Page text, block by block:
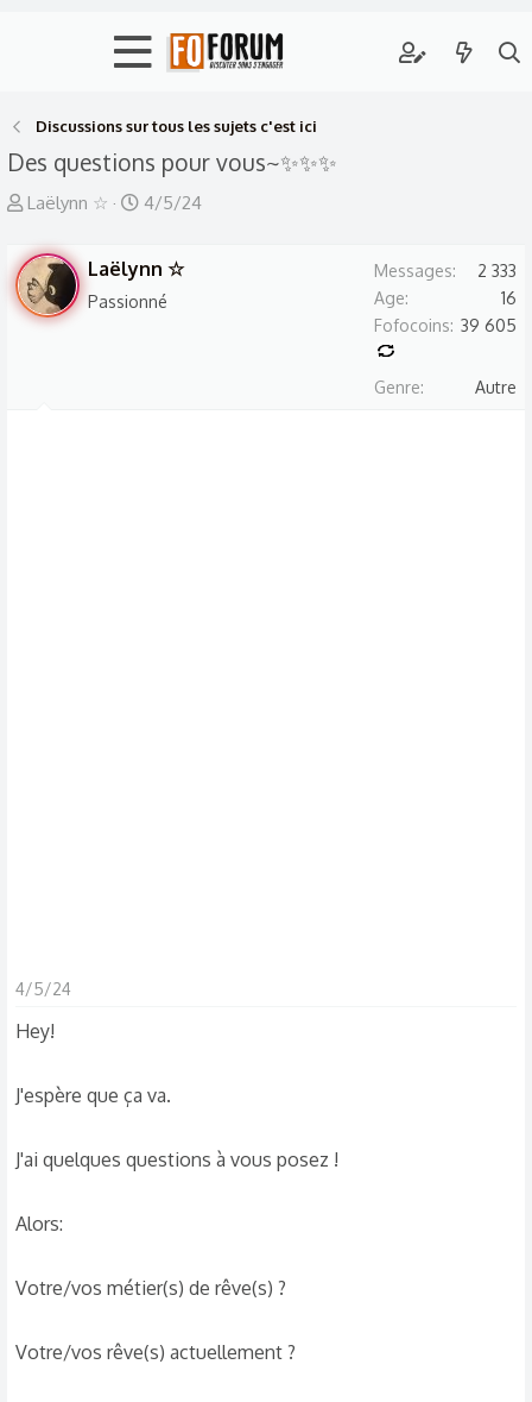
Discussions sur tous les sujets c'est ici
Des questions pour vous~✨✨✨
A
t
e
u
Laëlynn ☆
D
t
4/5/24
Laëlynn ☆
Passionné
Messages
2 333
Age
16
Fofocoins 39 605
Genre Autre
4/5/24
Hey!
J'espère que ça va.
J'ai quelques questions à vous posez !
Alors:
Votre/vos métier(s) de rêve(s) ?
Votre/vos rêve(s) actuellement ?